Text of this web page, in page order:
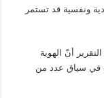
ونفسية قد تستمر
أنّ الهوية
في سياق عدد من